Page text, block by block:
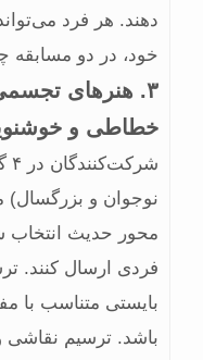
دهند. هر فرد
خود، در دو مسابقه
۳. هنرهای
خطاطی و
نوجوان و بزرگسال)
محور حدیث
فردی ارسال کنند.
بایستی متناسب با
باشد. ترسیم نقاشی